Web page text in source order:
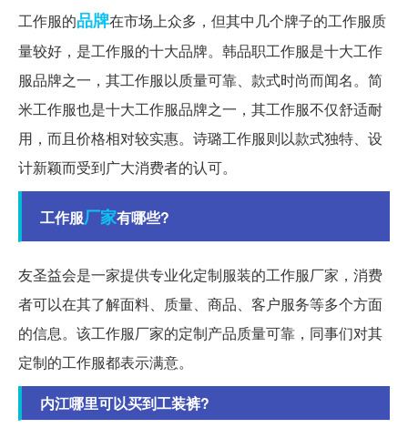
工作服的品牌在市场上众多，但其中几个牌子的工作服质
量较好，是工作服的十大品牌。韩品职工作服是十大工作
服品牌之一，其工作服以质量可靠、款式时尚而闻名。简
米工作服也是十大工作服品牌之一，其工作服不仅舒适耐
用，而且价格相对较实惠。诗璐工作服则以款式独特、设
计新颖而受到广大消费者的认可。
工作服厂家有哪些?
友圣益会是一家提供专业化定制服装的工作服厂家，消费
者可以在其了解面料、质量、商品、客户服务等多个方面
的信息。该工作服厂家的定制产品质量可靠，同事们对其
定制的工作服都表示满意。
内江哪里可以买到工装裤?